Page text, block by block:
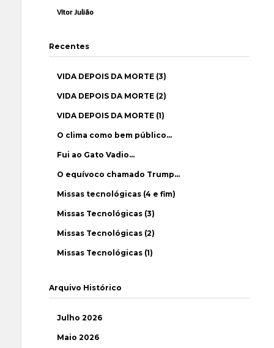
Vítor Julião
Recentes
VIDA DEPOIS DA MORTE (3)
VIDA DEPOIS DA MORTE (2)
VIDA DEPOIS DA MORTE (1)
O clima como bem público…
Fui ao Gato Vadio…
O equívoco chamado Trump…
Missas tecnológicas (4 e fim)
Missas Tecnológicas (3)
Missas Tecnológicas (2)
Missas Tecnológicas (1)
Arquivo Histórico
Julho 2026
Maio 2026